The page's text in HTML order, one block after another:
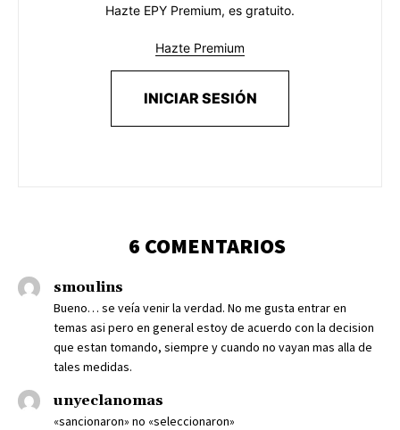
Hazte EPY Premium, es gratuito.
Hazte Premium
INICIAR SESIÓN
6 COMENTARIOS
smoulins
Bueno… se veía venir la verdad. No me gusta entrar en
temas asi pero en general estoy de acuerdo con la decision
que estan tomando, siempre y cuando no vayan mas alla de
tales medidas.
unyeclanomas
«sancionaron» no «seleccionaron»